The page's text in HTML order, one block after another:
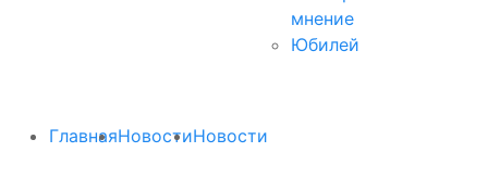
мнение
Юбилей
ГлавнаяНовостиНовости